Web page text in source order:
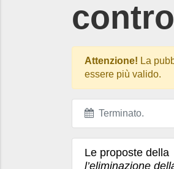
Attenzione! La
essere più valido.
Terminato.
Le proposte della
l’eliminazione